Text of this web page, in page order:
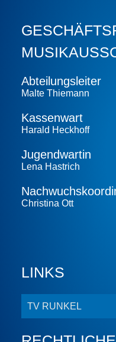
Abteilungs­leiter
Malte Thiemann
Kassenwart
Harald Heckhoff
Jugendwartin
Lena Hastrich
Christina Ott
LINKS
TV RUNKEL